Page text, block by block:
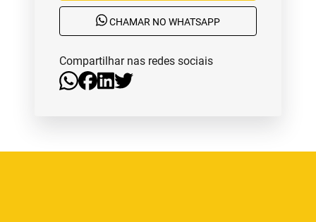
CHAMAR NO WHATSAPP
Compartilhar nas redes sociais